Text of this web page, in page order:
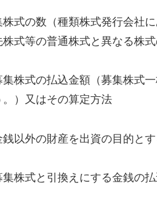
株式の数（種類株式発行会社
式等の普通株式と異なる株式
株式の払込金額（募集株式
。）又はその算定方法
以外の財産を出資の目的と
株式と引換えにする金銭の